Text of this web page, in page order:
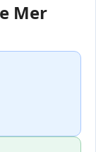
Mer